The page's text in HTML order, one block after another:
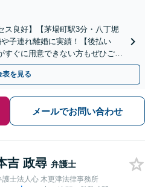
ス良好】【茅場町駅3分・八丁堀
子連れ離婚に実績！【後払い
すぐに用意できない方もぜひご相
用の請求も直ちに対応。
表を見る
メールでお問い合わせ
吉 政尋 弁護士
護士法人心 木更津法律事務所